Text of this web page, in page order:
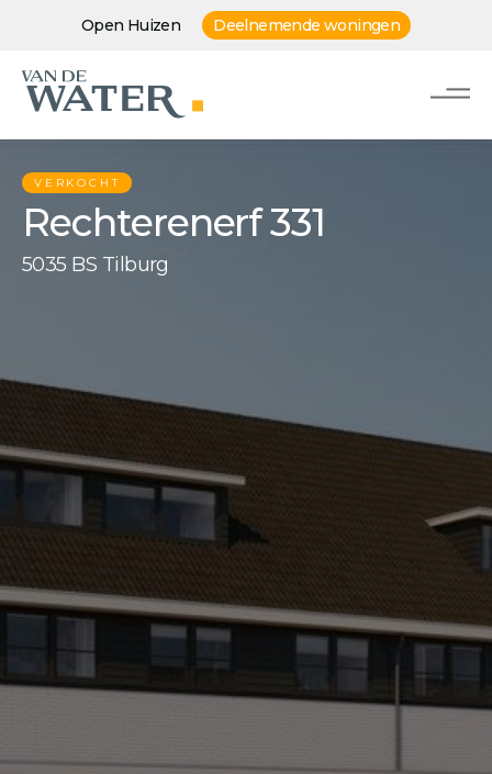
Open Huizen Deelnemende woningen
VERKOCHT
Rechterenerf 331
5035 BS Tilburg